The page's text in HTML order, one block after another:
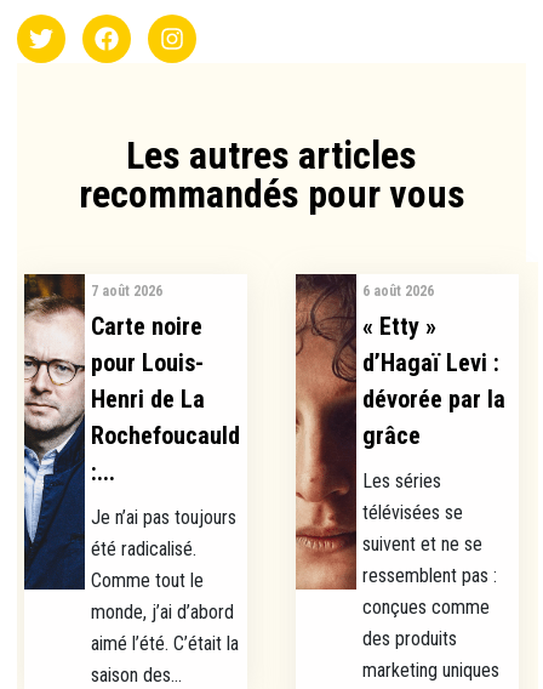
Les autres articles
recommandés pour vous​
7 août 2026
Carte noire
pour Louis-
Henri de La
Rochefoucauld
:...
Je n’ai pas toujours
été radicalisé.
Comme tout le
monde, j’ai d’abord
aimé l’été. C’était la
saison des...
6 août 2026
« Etty »
d’Hagaï Levi :
dévorée par la
grâce
Les séries
télévisées se
suivent et ne se
ressemblent pas :
conçues comme
des produits
marketing uniques